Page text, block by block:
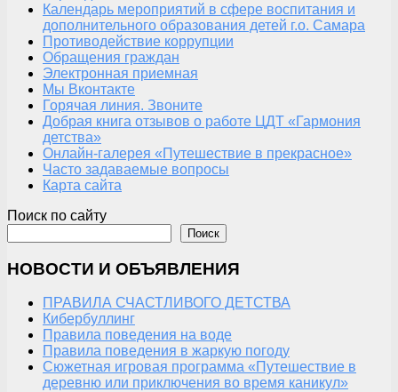
Календарь мероприятий в сфере воспитания и
дополнительного образования детей г.о. Самара
Противодействие коррупции
Обращения граждан
Электронная приемная
Мы Вконтакте
Горячая линия. Звоните
Добрая книга отзывов о работе ЦДТ «Гармония
детства»
Онлайн-галерея «Путешествие в прекрасное»
Часто задаваемые вопросы
Карта сайта
Поиск по сайту
Поиск
НОВОСТИ И ОБЪЯВЛЕНИЯ
ПРАВИЛА СЧАСТЛИВОГО ДЕТСТВА
Кибербуллинг
Правила поведения на воде
Правила поведения в жаркую погоду
Сюжетная игровая программа «Путешествие в
деревню или приключения во время каникул»